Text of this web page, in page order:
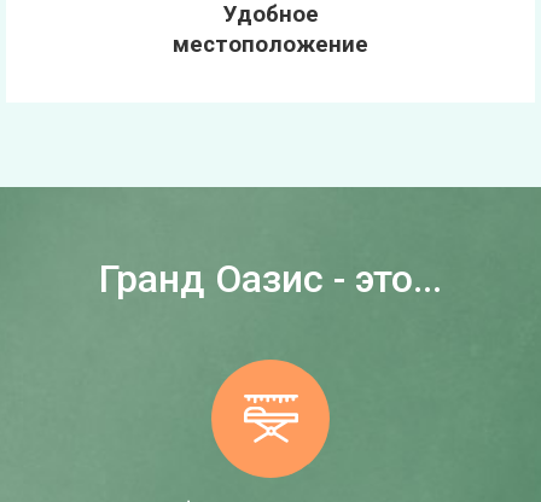
Удобное
местоположение
Гранд Оазис - это...